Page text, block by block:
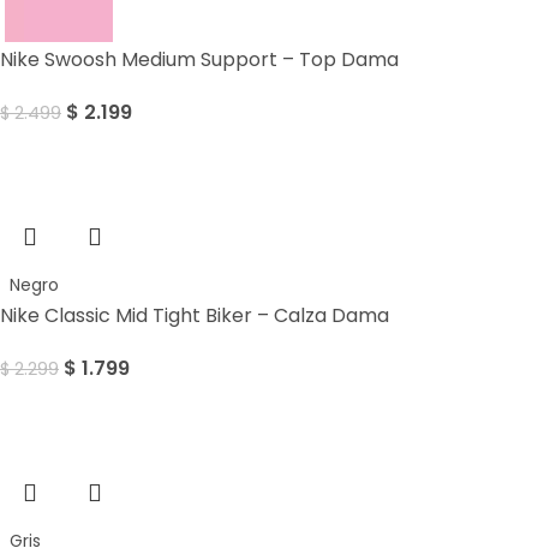
Nike Swoosh Medium Support – Top Dama
$2.499 $ 2.199
Negro
Nike Classic Mid Tight Biker – Calza Dama
$2.299 $ 1.799
Gris